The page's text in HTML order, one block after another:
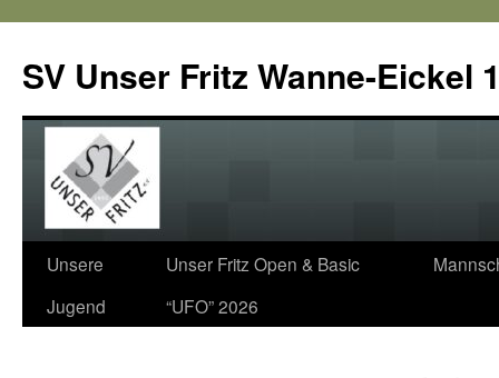
SV Unser Fritz Wanne-Eickel
Zum
Inhalt
Unsere
Jugend
Unser Fritz Open & Basic
“UFO” 2026